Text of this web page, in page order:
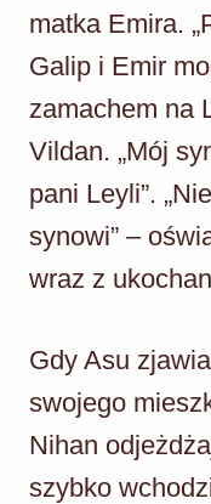
matka Emira.
Galip i Emir
zamachem na
Vildan. „Mój
pani Leyli”.
synowi” –
wraz z
Gdy Asu
swojego
Nihan
szybko